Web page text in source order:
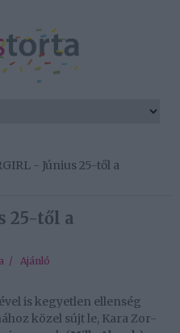
- Június 25-től a
25-től a
/ Ajánló
is kegyetlen ellenség
közel sújt le, Kara Zor-